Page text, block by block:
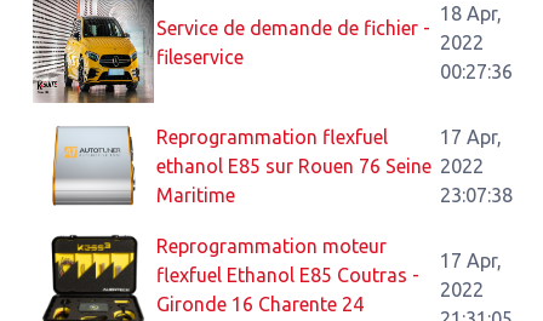
Service de demande de fichier -
fileservice
18 Apr,
2022
00:27:36
Reprogrammation flexfuel
ethanol E85 sur Rouen 76 Seine
Maritime
17 Apr,
2022
23:07:38
Reprogrammation moteur
flexfuel Ethanol E85 Coutras -
Gironde 16 Charente 24
17 Apr,
2022